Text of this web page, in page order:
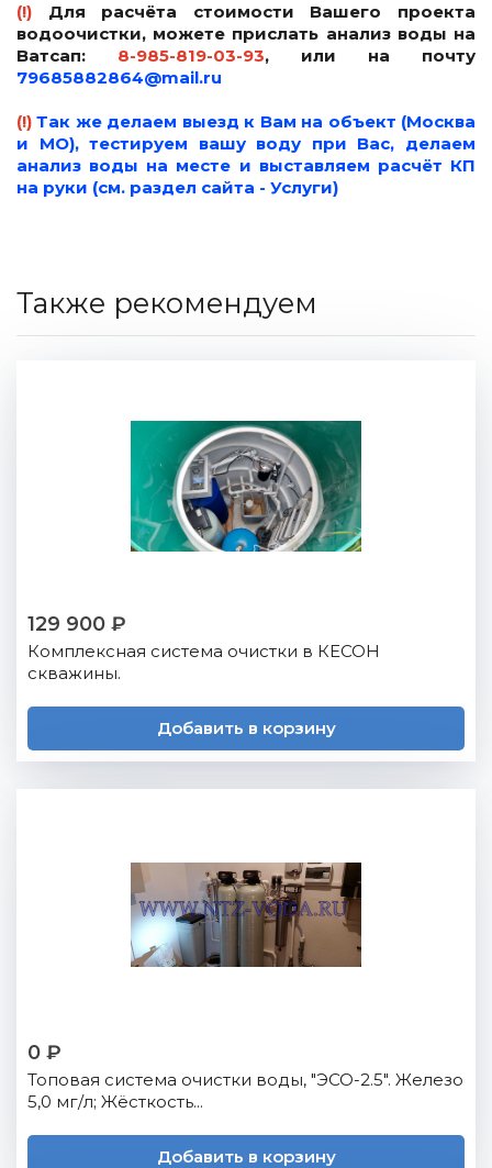
(!)
Для расчёта стоимости Вашего проекта
водоочистки, можете прислать анализ воды на
Ватсап:
8-985-819-03-93,
или на почту
79685882864@mail.ru
(!) Так же делаем выезд к Вам на объект (Москва
и МО), тестируем вашу воду при Вас, делаем
анализ воды на месте и выставляем расчёт КП
на руки (см. раздел сайта - Услуги)
Также рекомендуем
129 900 ₽
Комплексная система очистки в КЕСОН
скважины.
Добавить в корзину
0 ₽
Топовая система очистки воды, "ЭСО-2.5". Железо
5,0 мг/л; Жёсткость...
Добавить в корзину